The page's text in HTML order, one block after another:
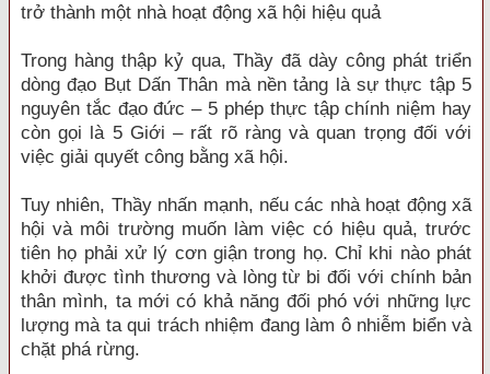
trở thành một nhà hoạt động xã hội hiệu quả
Trong hàng thập kỷ qua, Thầy đã dày công phát triển
dòng đạo Bụt Dấn Thân mà nền tảng là sự thực tập 5
nguyên tắc đạo đức – 5 phép thực tập chính niệm hay
còn gọi là 5 Giới – rất rõ ràng và quan trọng đối với
việc giải quyết công bằng xã hội.
Tuy nhiên, Thầy nhấn mạnh, nếu các nhà hoạt động xã
hội và môi trường muốn làm việc có hiệu quả, trước
tiên họ phải xử lý cơn giận trong họ. Chỉ khi nào phát
khởi được tình thương và lòng từ bi đối với chính bản
thân mình, ta mới có khả năng đối phó với những lực
lượng mà ta qui trách nhiệm đang làm ô nhiễm biển và
chặt phá rừng.